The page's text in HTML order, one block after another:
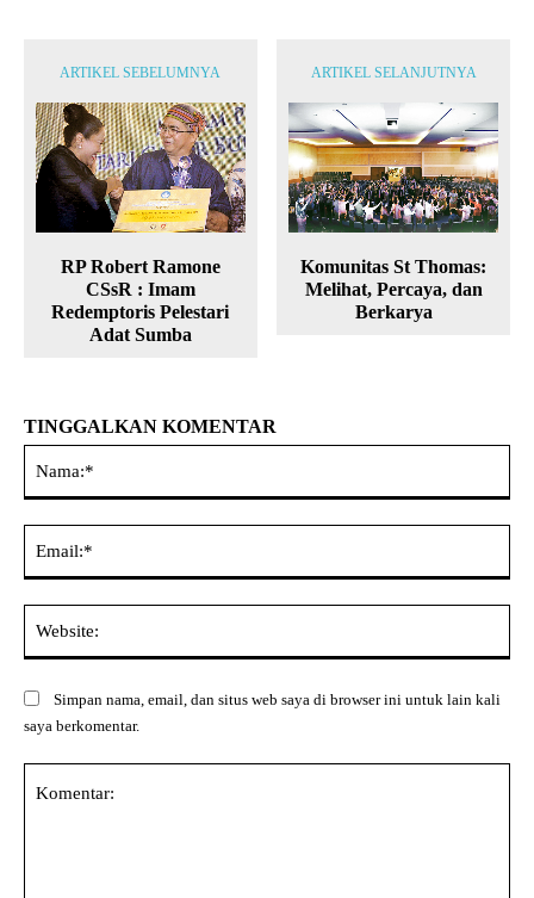
ARTIKEL SEBELUMNYA
RP Robert Ramone
CSsR : Imam
Redemptoris Pelestari
Adat Sumba
ARTIKEL SELANJUTNYA
Komunitas St Thomas:
Melihat, Percaya, dan
Berkarya
TINGGALKAN KOMENTAR
Simpan nama, email, dan situs web saya di browser ini untuk lain kali
saya berkomentar.